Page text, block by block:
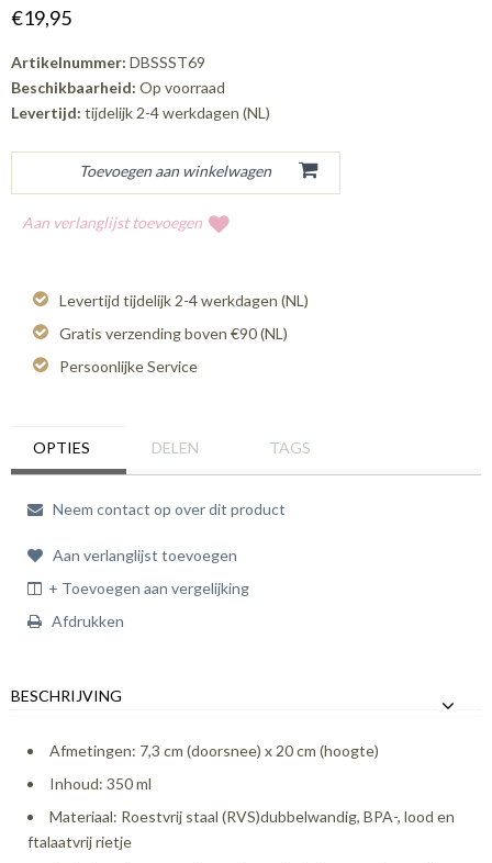
€19,95
Artikelnummer: DBSSST69
Beschikbaarheid: Op voorraad
Levertijd: tijdelijk 2-4 werkdagen (NL)
Aan verlanglijst toevoegen
Levertijd tijdelijk 2-4 werkdagen (NL)
Gratis verzending boven €90 (NL)
Persoonlijke Service
OPTIES DELEN TAGS
Neem contact op over dit product
Aan verlanglijst toevoegen
+ Toevoegen aan vergelijking
Afdrukken
BESCHRIJVING
Afmetingen: 7,3 cm (doorsnee) x 20 cm (hoogte)
Inhoud: 350 ml
Materiaal: Roestvrij staal (RVS)dubbelwandig, BPA-, lood en
ftalaatvrij rietje